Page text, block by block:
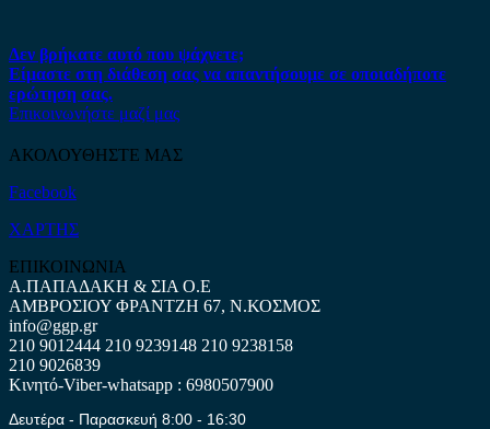
Δεν βρήκατε αυτό που ψάχνετε;
Είμαστε στη διάθεση σας να απαντήσουμε σε οποιαδήποτε
ερώτηση σας.
Επικοινωνήστε μαζί μας
ΑΚΟΛΟΥΘΗΣΤΕ ΜΑΣ
Facebook
ΧΑΡΤΗΣ
ΕΠΙΚΟΙΝΩΝΙΑ
Α.ΠΑΠΑΔΑΚΗ & ΣΙΑ Ο.Ε
ΑΜΒΡΟΣΙΟΥ ΦΡΑΝΤΖΗ 67, Ν.ΚΟΣΜΟΣ
info@ggp.gr
210 9012444 210 9239148 210 9238158
210 9026839
Κινητό-Viber-whatsapp : 6980507900
Δευτέρα - Παρασκευή 8:00 - 16:30